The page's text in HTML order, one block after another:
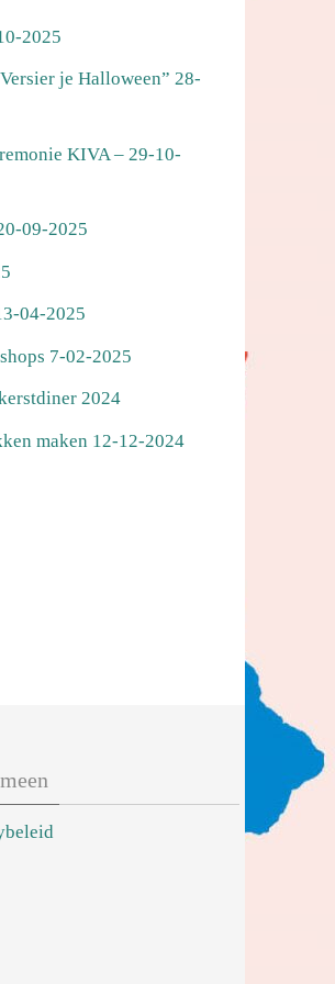
2025
je Halloween” 28-
KIVA – 29-10-
09-2025
04-2025
7-02-2025
2024
maken 12-12-2024